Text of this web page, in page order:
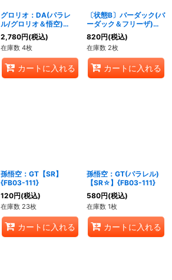
グロリオ：DA(パラレ
ル/グロリオ＆悟空)
【R☆】{FB04-
105[FB08]}
2,780円(税込)
在庫数 4枚
カートに入れる
〔状態B〕バーダック(バ
ーダック＆フリーザ)
【SR】{FB03-121}
820円(税込)
在庫数 2枚
カートに入れる
孫悟空：GT【SR】
{FB03-111}
120円(税込)
在庫数 23枚
カートに入れる
孫悟空：GT(パラレル)
【SR☆】{FB03-111}
580円(税込)
在庫数 1枚
カートに入れる